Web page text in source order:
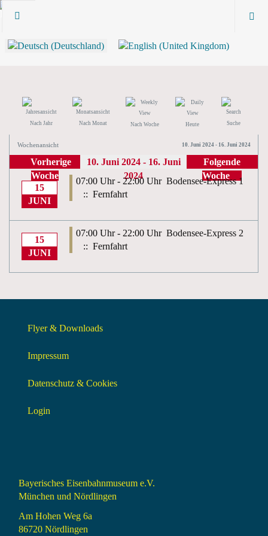
Nach Jahr Nach Monat Nach Woche Heute Suche
Wochenansicht 10. Juni 2024 - 16. Juni 2024
Vorherige
Woche
10. Juni 2024 - 16. Juni
2024
Folgende
Woche
15
JUNI
07:00 Uhr - 22:00 Uhr Bodensee-Express 1
:: Fernfahrt
15
JUNI
07:00 Uhr - 22:00 Uhr Bodensee-Express 2
:: Fernfahrt
Flyer & Downloads
Impressum
Datenschutz & Cookies
Login
Bayerisches Eisenbahnmuseum e.V.
München und Nördlingen
Am Hohen Weg 6a
86720 Nördlingen